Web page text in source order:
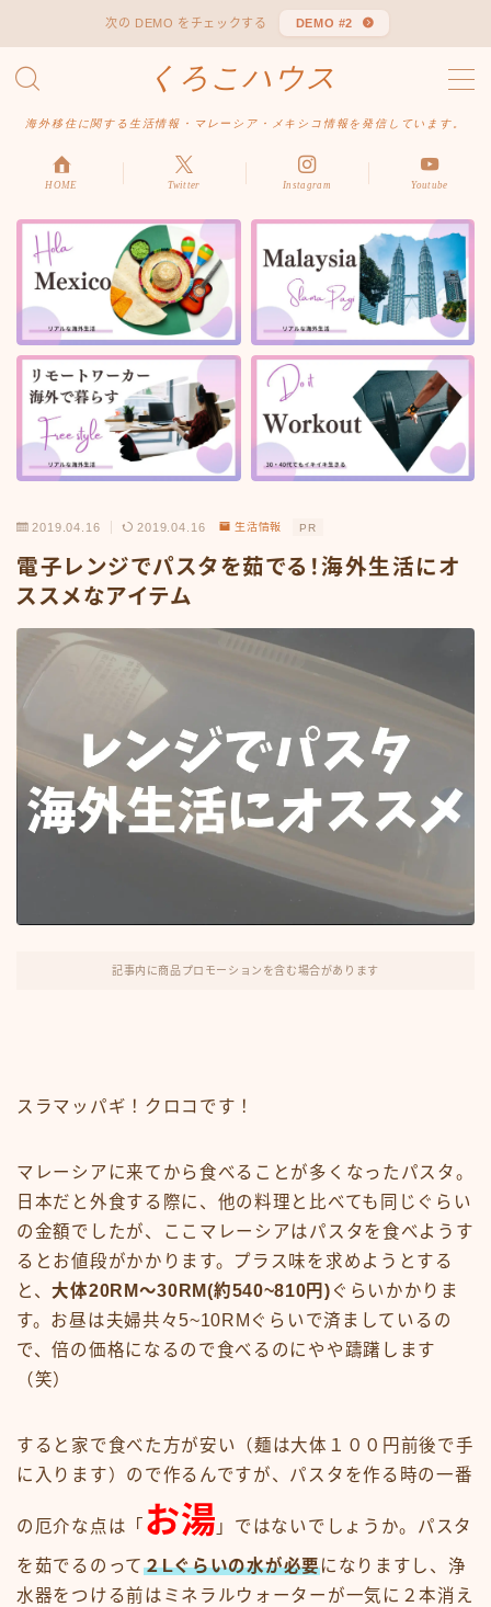
次の DEMO をチェックする DEMO #2
くろこハウス
海外移住に関する生活情報・マレーシア・メキシコ情報を発信しています。
MENU
デモプリセット記事 #1
デモプリセット記事 Part04
デモプリセット記事 Part06
利用規約／特定商取引法に基づく表記
有料記事の決済完了ページ
はじめての方へ
HOME Twitter Instagram Youtube
2019.04.16 2019.04.16 生活情報 PR
電子レンジでパスタを茹でる！海外生活にオ
ススメなアイテム
記事内に商品プロモーションを含む場合があります
スラマッパギ！クロコです！
マレーシアに来てから食べることが多くなったパスタ。
日本だと外食する際に、他の料理と比べても同じぐらい
の金額でしたが、ここマレーシアはパスタを食べようす
るとお値段がかかります。プラス味を求めようとする
と、大体20RM〜30RM(約540~810円) ぐらいかかりま
す。お昼は夫婦共々5~10RMぐらいで済ましているの
で、倍の価格になるので食べるのにやや躊躇します
（笑）
すると家で食べた方が安い（麺は大体１００円前後で手
に入ります）ので作るんですが、パスタを作る時の一番
の厄介な点は「 お湯 」ではないでしょうか。パスタ
を茹でるのって２Lぐらいの水が必要になりますし、浄
水器をつける前はミネラルウォーターが一気に２本消え